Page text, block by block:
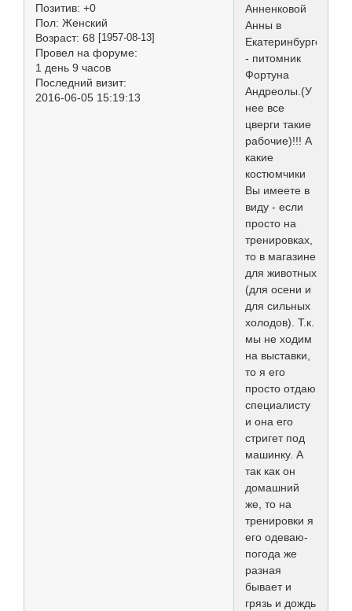
Позитив: +0
Пол: Женский
Возраст: 68 [1957-08-13]
Провел на форуме:
1 день 9 часов
Последний визит:
2016-06-05 15:19:13
Анненковой
Анны в
Екатеринбурге
- питомник
Фортуна
Андреолы.(У
нее все
цверги такие
рабочие)!!! А
какие
костюмчики
Вы имеете в
виду - если
просто на
тренировках,
то в магазине
для животных
(для осени и
для сильных
холодов). Т.к.
мы не ходим
на выставки,
то я его
просто отдаю
специалисту
и она его
стригет под
машинку. А
так как он
домашний
же, то на
тренировки я
его одеваю-
погода же
разная
бывает и
грязь и дождь